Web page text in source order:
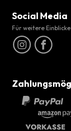
Social Media
Für weitere